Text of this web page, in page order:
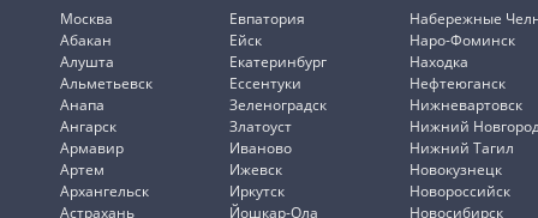
Москва
Абакан
Алушта
Альметьевск
Анапа
Ангарск
Армавир
Артем
Архангельск
Астрахань
Евпатория
Ейск
Екатеринбург
Ессентуки
Зеленоградск
Златоуст
Иваново
Ижевск
Иркутск
Йошкар-Ола
Набережные
Наро-Фоминск
Находка
Нефтеюганск
Нижневартовск
Нижний
Нижний Тагил
Новокузнецк
Новороссийск
Новосибирск